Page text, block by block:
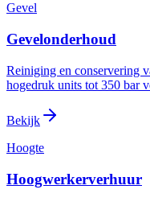
Gevel
Gevelonderhoud
Reiniging en conservering
hogedruk units tot 350 bar
Bekijk
Hoogte
Hoogwerkerverhuur